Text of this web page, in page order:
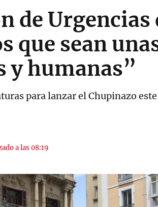
de Urgencias
que sean
y humanas”
para lanzar el Chupinazo
a las 08:19